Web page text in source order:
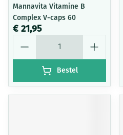
Mannavita Vitamine B
Complex V-caps 60
€ 21,95
Bestel